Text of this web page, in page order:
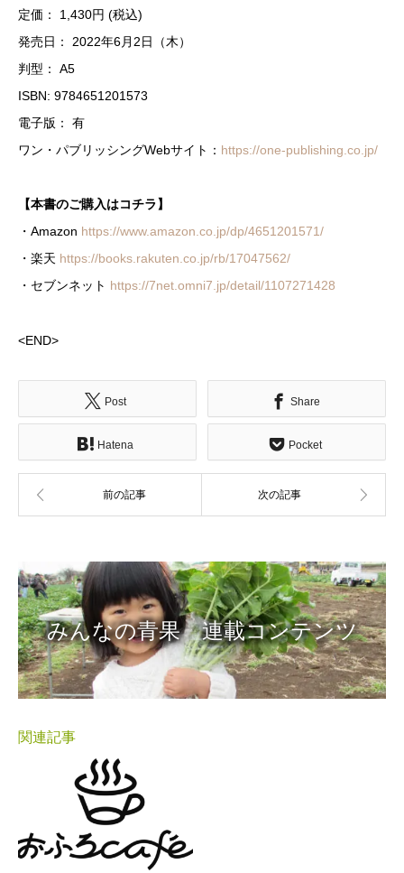
定価： 1,430円 (税込)
発売日： 2022年6月2日（木）
判型： A5
ISBN: 9784651201573
電子版： 有
ワン・パブリッシングWebサイト： https://one-publishing.co.jp/
【本書のご購入はコチラ】
・Amazon https://www.amazon.co.jp/dp/4651201571/
・楽天 https://books.rakuten.co.jp/rb/17047562/
・セブンネット https://7net.omni7.jp/detail/1107271428
<END>
Post Share
Hatena Pocket
みんなの青果 連載コンテンツ
関連記事